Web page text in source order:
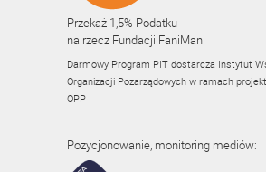
Przekaż 1,5% Podatku
na rzecz Fundacji FaniMani
Darmowy Program PIT dostarcza Instytut
Organizacji Pozarządowych w ramach
OPP
Pozycjonowanie, monitoring mediów: